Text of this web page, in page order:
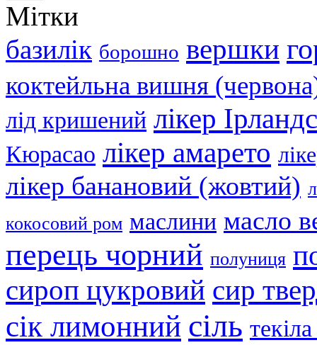
Мітки
базилік борошно вершки
коктейльна вишня
лід кришений лікер
Кюрасао лікер амарето
лікер банановий (жовтий)
кокосовий ром маслини масло
перець чорний полуниця
сироп цукровий сир
сік лимонний сіль